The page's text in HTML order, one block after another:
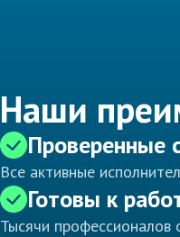
Наши
Проверенные
Все активные
Готовы к
Тысячи профессионалов